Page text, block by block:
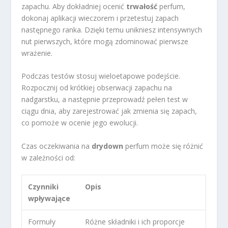
zapachu. Aby dokładniej ocenić trwałość perfum,
dokonaj aplikacji wieczorem i przetestuj zapach
następnego ranka. Dzięki temu unikniesz intensywnych
nut pierwszych, które mogą zdominować pierwsze
wrażenie.
Podczas testów stosuj wieloetapowe podejście.
Rozpocznij od krótkiej obserwacji zapachu na
nadgarstku, a następnie przeprowadź pełen test w
ciągu dnia, aby zarejestrować jak zmienia się zapach,
co pomoże w ocenie jego ewolucji.
Czas oczekiwania na drydown perfum może się różnić
w zależności od:
Czynniki
wpływające
Opis
Formuły
Różne składniki i ich proporcje